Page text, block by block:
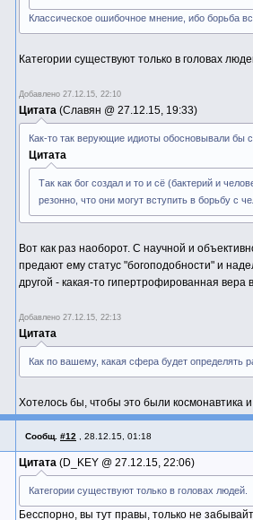
Классическое ошибочное мнение, ибо борьба
Категории существуют только в головах
Добавлено 27.12.15, 22:10
Цитата Славян @ 27.12.15, 19:33
Как-то так верующие идиоты обосновывали бы
Цитата
Так как бог создал и то и сё (бактерий и
резонно, что они могут вступить в борьбу с
Вот как раз наоборот. С научной и
предают ему статус "богоподобности" и
другой - какая-то гипертрофированная
Добавлено 27.12.15, 22:13
Цитата
Как по вашему, какая сфера будет определять
Хотелось бы, чтобы это были космонавтика
Сообщ. #12 28.12.15, 01:18
Цитата D_KEY @ 27.12.15, 22:06
Категории существуют только в головах людей.
Бесспорно, вы тут правы, только не